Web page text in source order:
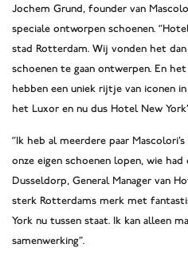
Jochem Grund, founder van
speciale ontworpen schoenen.
stad Rotterdam. Wij vonden het
schoenen te gaan ontwerpen. En
hebben een uniek rijtje van iconen
het Luxor en nu dus Hotel New
“Ik heb al meerdere paar
onze eigen schoenen lopen, wie had
Dusseldorp, General Manager van
sterk Rotterdams merk met
York nu tussen staat. Ik kan alleen
samenwerking”.